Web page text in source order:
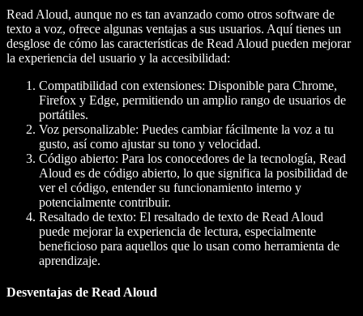
Read Aloud, aunque no es tan avanzado como otros software de
texto a voz, ofrece algunas ventajas a sus usuarios. Aquí tienes un
desglose de cómo las características de Read Aloud pueden mejorar
la experiencia del usuario y la accesibilidad:
Compatibilidad con extensiones: Disponible para Chrome,
Firefox y Edge, permitiendo un amplio rango de usuarios de
portátiles.
Voz personalizable: Puedes cambiar fácilmente la voz a tu
gusto, así como ajustar su tono y velocidad.
Código abierto: Para los conocedores de la tecnología, Read
Aloud es de código abierto, lo que significa la posibilidad de
ver el código, entender su funcionamiento interno y
potencialmente contribuir.
Resaltado de texto: El resaltado de texto de Read Aloud
puede mejorar la experiencia de lectura, especialmente
beneficioso para aquellos que lo usan como herramienta de
aprendizaje.
Desventajas de Read Aloud